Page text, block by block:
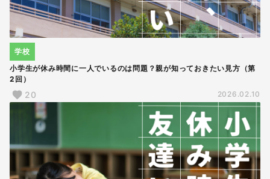
小学生が休み時間に一人でいるのは問題？親が知っておきたい見方（第
2回）
学校
20 2026.02.10